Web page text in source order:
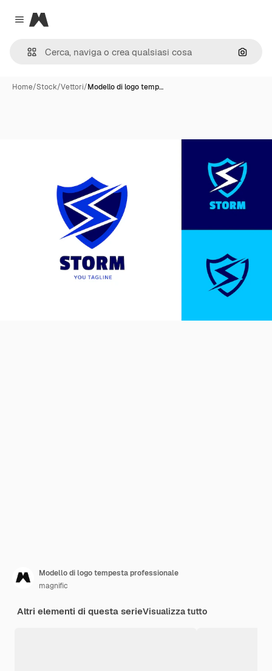
Close menu
Magnific
Cerca
Home/Stock/Vettori/Modello di logo temp…
Modello di logo tempesta professionale
magnific
Altri elementi di questa serieVisualizza tutto